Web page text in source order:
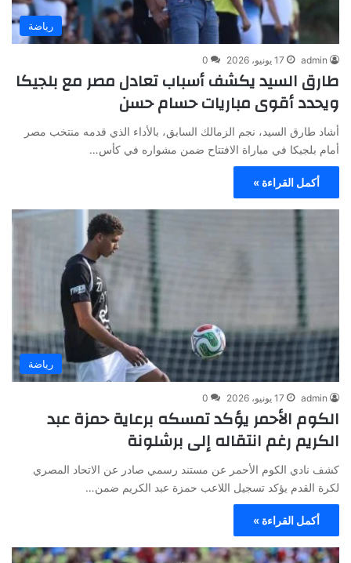
رياضة
admin 17 يونيو، 2026 0
طارق السيد يكشف أسباب تعادل مصر مع بلجيكا
ويحدد أقوى مباريات حسام حسن
أشاد طارق السيد، نجم الزمالك السابق، بالأداء الذي قدمه منتخب مصر
أمام بلجيكا في مباراة الافتتاح ضمن مشواره في كأس…
أكمل القراءة »
رياضة
admin 17 يونيو، 2026 0
الكوم الأحمر يؤكد تمسكه برعاية حمزة عبد
الكريم رغم انتقاله إلى برشلونة
كشف نادي الكوم الأحمر عن مستند رسمي صادر عن الاتحاد المصري
لكرة القدم يؤكد تسجيل اللاعب حمزة عبد الكريم ضمن…
أكمل القراءة »